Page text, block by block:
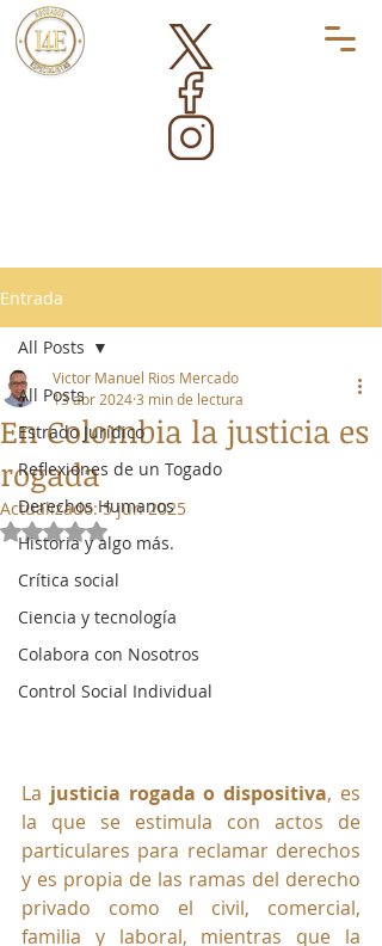
Entrada
All Posts
Estrado Jurídico
Reflexiones de un Togado
Derechos Humanos
Historia y algo más.
Crítica social
Ciencia y tecnología
Colabora con Nosotros
Control Social Individual
All Posts
En Colombia la justicia es
rogada
Victor Manuel Rios Mercado
13 abr 20243 min de lectura
Actualizado:5 jun 2025
Obtuvo NaN de 5 estrellas.
La justicia rogada o dispositiva, es
la que se estimula con actos de
particulares para reclamar derechos
y es propia de las ramas del derecho
privado como el civil, comercial,